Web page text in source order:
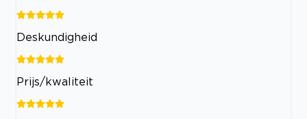
Deskundigheid
Prijs/kwaliteit